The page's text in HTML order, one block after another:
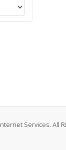
Services. All